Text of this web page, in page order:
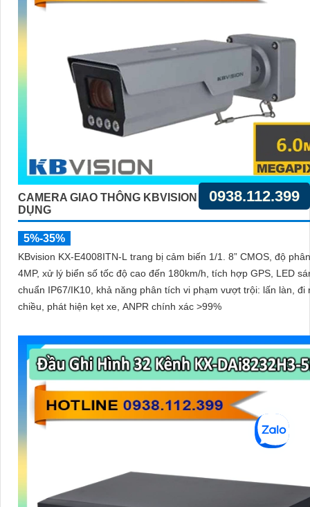
CAMERA GIAO THÔNG KBVISION KX-E4008ITN-L
DỤNG
5%-35%
KBvision KX-E4008ITN-L trang bị cảm biến 1/1. 8” CMOS, độ
4MP, xử lý biển số tốc độ cao đến 180km/h, tích hợp GPS, LED
chuẩn IP67/IK10, khả năng phân tích vi phạm vượt trội: lấn làn, đi
chiều, phát hiện kẹt xe, ANPR chính xác >99%
0938.112.399